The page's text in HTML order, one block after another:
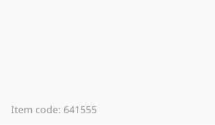
Item code: 641555